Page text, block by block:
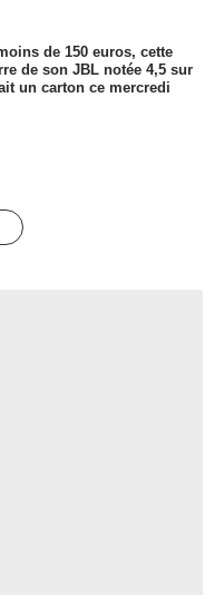
de 150 euros, cette
de son JBL notée 4,5 sur
un carton ce mercredi